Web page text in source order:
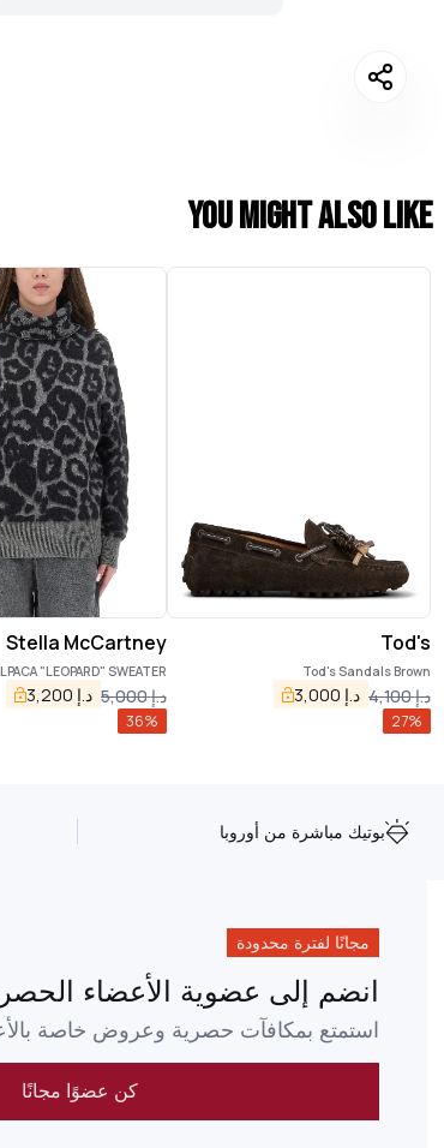
You might also like
Tod's
Tod's Sandals Brown
د.إ4,100 د.إ 3,000
27%
Stella McCartney
"LEOPARD" SWEATER
د.إ5,000 د.إ 3,200
36%
بوتيك مباشرة من أوروبا
مجانًا لفترة محدودة
انضم إلى عضوية الأعضاء
استمتع بمكافآت حصرية وعروض خاصة
كن عضوًا مجانًا